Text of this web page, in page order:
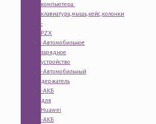
компьютера:
клавиатура,мышь,кейс,колонки
-
PZX
-Автомобильное
зарядное
устройство
-Автомобильный
держатель
-АКБ
для
Huawei
-АКБ